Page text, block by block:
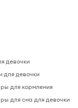
девочки
для девочки
для кормления
для сна для девочки